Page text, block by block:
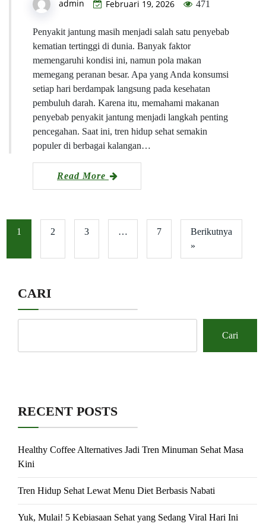
admin Februari 19, 2026 471
Penyakit jantung masih menjadi salah satu penyebab
kematian tertinggi di dunia. Banyak faktor
memengaruhi kondisi ini, namun pola makan
memegang peranan besar. Apa yang Anda konsumsi
setiap hari berdampak langsung pada kesehatan
pembuluh darah. Karena itu, memahami makanan
penyebab penyakit jantung menjadi langkah penting
pencegahan. Saat ini, tren hidup sehat semakin
populer di berbagai kalangan…
Read More
1 2 3 … 7
Berikutnya
»
CARI
Cari
RECENT POSTS
Healthy Coffee Alternatives Jadi Tren Minuman Sehat Masa
Kini
Tren Hidup Sehat Lewat Menu Diet Berbasis Nabati
Yuk, Mulai! 5 Kebiasaan Sehat yang Sedang Viral Hari Ini